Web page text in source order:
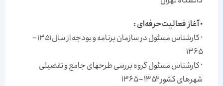
آغاز فعالیت‌حرفه‌ای:
· كارشناس مسئول در سازمان برنامه‌ و بودجه از سال ۱۳۵۱ –
۱۳۶۵
· كارشناس مسئول گروه بررسی طرحهای جامع و تفصیلی
شهرهای كشور ۱۳۵۲ – ۱۳۶۵